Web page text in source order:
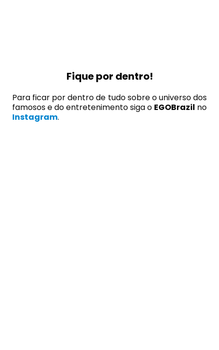
Fique por dentro!
Para ficar por dentro de tudo sobre o universo dos
famosos e do entretenimento siga o EGOBrazil no
Instagram.